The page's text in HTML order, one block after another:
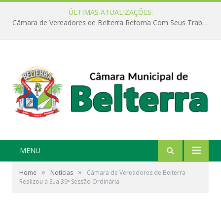
ÚLTIMAS ATUALIZAÇÕES:
Câmara de Vereadores de Belterra Retorna Com Seus Trabalhos Legislativos
MENU
Home » Notícias »
Câmara de Vereadores de Belterra
Realizou a Sua 39ª Sessão Ordinária